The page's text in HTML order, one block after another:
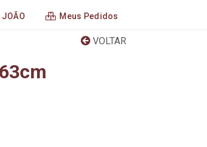
JOÃO Meus Pedidos
VOLTAR